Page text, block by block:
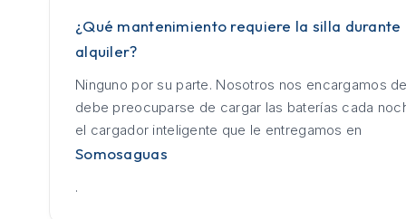
¿Qué mantenimiento requiere la silla durante
alquiler?
Ninguno por su parte. Nosotros nos encargamos
debe preocuparse de cargar las baterías cada
el cargador inteligente que le entregamos en
Somosaguas
.